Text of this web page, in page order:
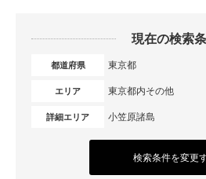
現在の検索
都道府県 東京都
エリア 東京都内その他
詳細エリア 小笠原諸島
検索条件を変更